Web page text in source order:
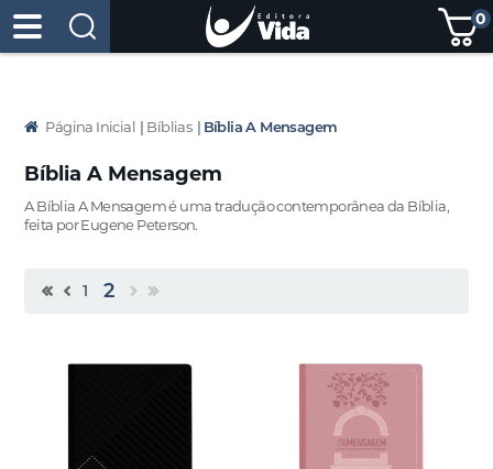
0
Página Inicial | Bíblias | Bíblia A Mensagem
Bíblia A Mensagem
A Bíblia A Mensagem é uma tradução contemporânea da Bíblia,
feita por Eugene Peterson.
1 2